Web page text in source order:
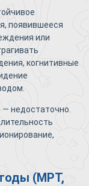
появившееся
или
когнитивные
недостаточно.
(МРТ,